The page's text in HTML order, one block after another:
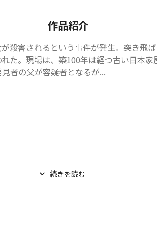
作品紹介
殺害されるという事件が発生。突き飛
た。現場は、築100年は経つ古い日本
者の父が容疑者となるが...
続きを読む